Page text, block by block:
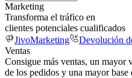
Marketing
Transforma el tráfico en
clientes potenciales cualificados
JivoMarketing
Devolución
Ventas
Consigue más ventas, un mayor
de los pedidos y una mayor base